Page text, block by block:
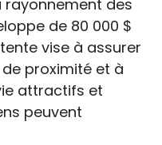
rayonnement des
de 80 000 $
vise à assurer
proximité et à
attractifs et
peuvent